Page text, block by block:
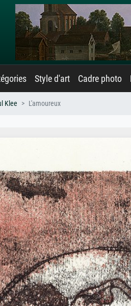
Style d'art Cadre photo
Klee L'amoureux